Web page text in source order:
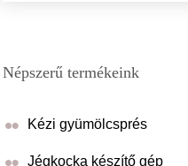
Népszerű termékeink
Kézi gyümölcsprés
Jégkocka készítő gép